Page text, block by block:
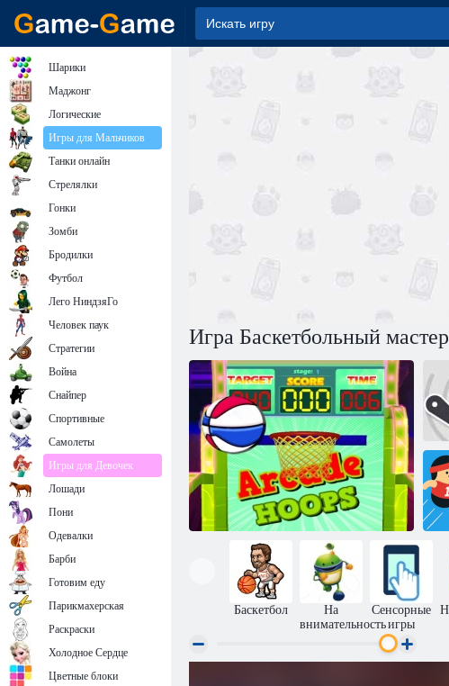
Игра Баскетбольный
Баскетбол
На
внимательность
Сенсорные
игры
Шарики
Маджонг
Логические
Игры для Мальчиков
Танки онлайн
Стрелялки
Гонки
Зомби
Бродилки
Футбол
Лего НиндзяГо
Человек паук
Стратегии
Война
Снайпер
Спортивные
Самолеты
Игры для Девочек
Лошади
Пони
Одевалки
Барби
Готовим еду
Парикмахерская
Раскраски
Холодное Сердце
Цветные блоки